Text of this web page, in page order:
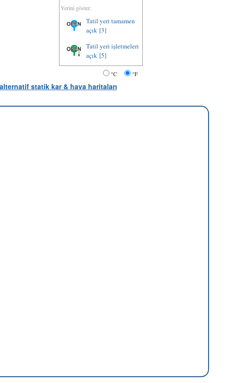
Yerini göster:
Tatil yeri tamamen
açık [3]
Tatil yeri işletmeleri
açık [5]
°C °F
alternatif statik kar & hava haritaları